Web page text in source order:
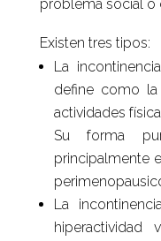
problema social o
Existen tres tipos:
La
define como
actividades
Su forma
principalmente
La
hiperactividad